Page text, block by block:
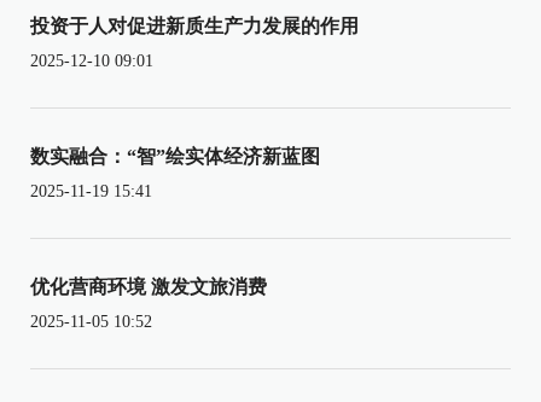
投资于人对促进新质生产力发展的作用
2025-12-10 09:01
数实融合：“智”绘实体经济新蓝图
2025-11-19 15:41
优化营商环境 激发文旅消费
2025-11-05 10:52